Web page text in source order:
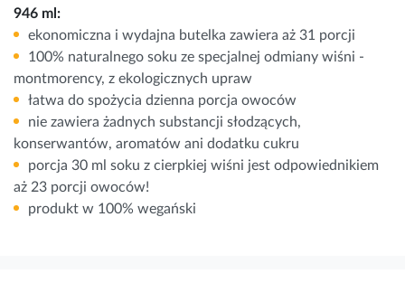
946 ml:
ekonomiczna i wydajna butelka zawiera aż 31 porcji
100% naturalnego soku ze specjalnej odmiany wiśni -
montmorency, z ekologicznych upraw
łatwa do spożycia dzienna porcja owoców
nie zawiera żadnych substancji słodzących,
konserwantów, aromatów ani dodatku cukru
porcja 30 ml soku z cierpkiej wiśni jest odpowiednikiem
aż 23 porcji owoców!
produkt w 100% wegański